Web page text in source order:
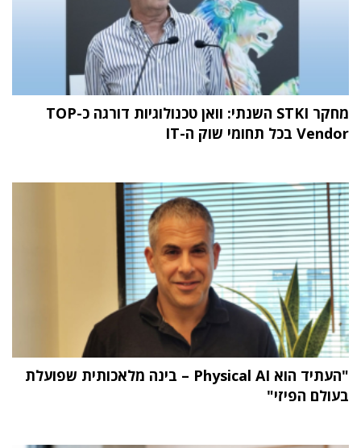
מחקר STKI השנתי: וואן טכנולוגיות דורגה כ-TOP
Vendor בכל תחומי שוק ה-IT
"העתיד הוא Physical AI – בינה מלאכותית שפועלת
בעולם הפיזי"